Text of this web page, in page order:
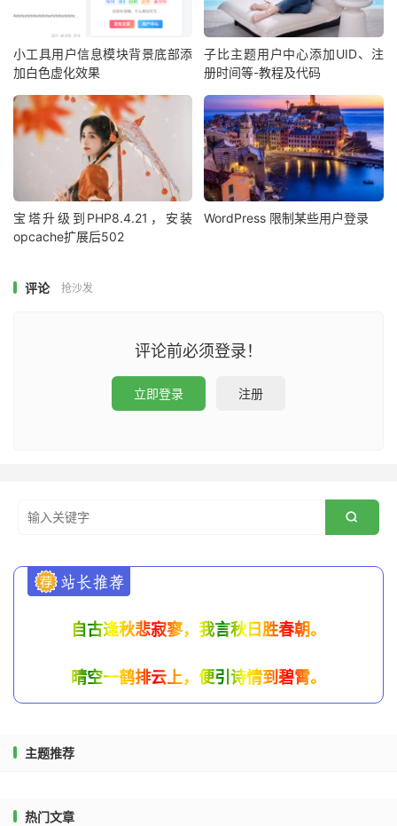
小工具用户信息模块背景底部添
加白色虚化效果
子比主题用户中心添加UID、注
册时间等-教程及代码
宝塔升级到PHP8.4.21，安装
opcache扩展后502
WordPress 限制某些用户登录
评论 抢沙发
评论前必须登录！
立即登录 注册

自古逢秋悲寂寥，我言秋日胜春朝。
晴空一鹤排云上，便引诗情到碧霄。
主题推荐
热门文章